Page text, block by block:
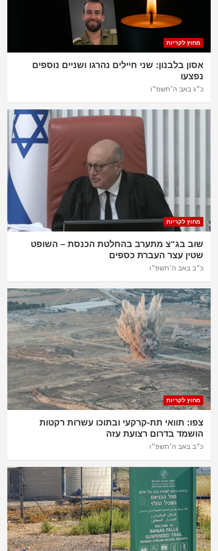
מחוץ לקריות
אסון בלבנון: שני חיילים נהרגו ושניים נוספים
נפצעו
כ״ג באב ה׳תשפ״ו
מחוץ לקריות
שוב בג"צ מתערב בהחלטת הכנסת – השופט
שטין עצר העברת כספים
כ״ב באב ה׳תשפ״ו
מחוץ לקריות
צפו: תוואי תת-קרקעי ובתוכו עשרות רקטות
הושמד בדרום רצועת עזה
כ״ב באב ה׳תשפ״ו